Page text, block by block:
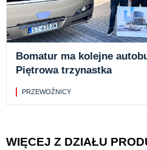
Bomatur ma kolejne
Piętrowa trzynastka
PRZEWOŹNICY
WIĘCEJ Z DZIAŁU